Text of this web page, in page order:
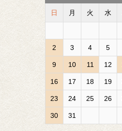
日 月 火 水
2 3 4 5
9 10 11 12
16 17 18 19
23 24 25 26
30 31